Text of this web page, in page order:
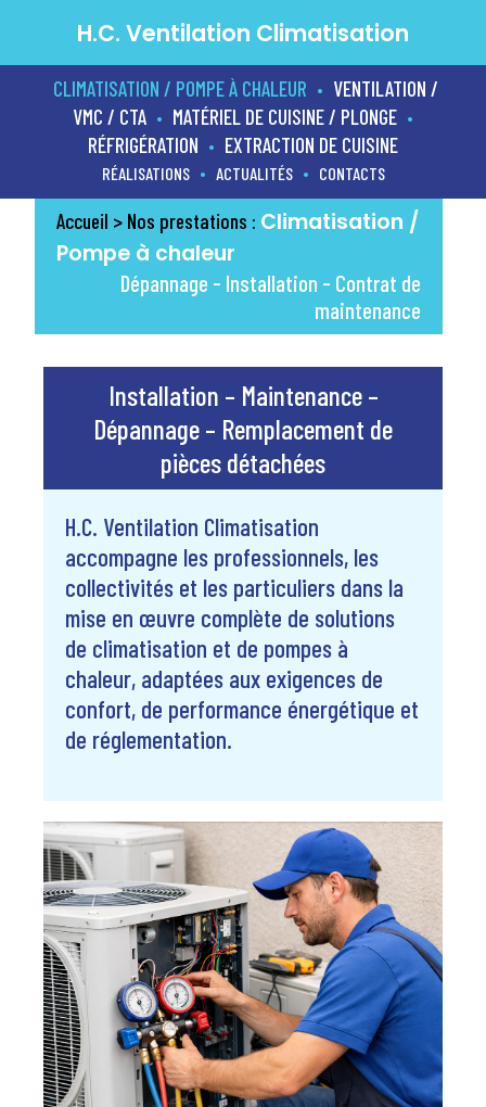
H.C. Ventilation Climatisation
CLIMATISATION / POMPE À CHALEUR • VENTILATION /
VMC / CTA • MATÉRIEL DE CUISINE / PLONGE •
RÉFRIGÉRATION • EXTRACTION DE CUISINE
RÉALISATIONS • ACTUALITÉS • CONTACTS
Accueil > Nos prestations : Climatisation /
Pompe à chaleur
Dépannage - Installation - Contrat de
maintenance
Installation – Maintenance –
Dépannage – Remplacement de
pièces détachées
H.C. Ventilation Climatisation
accompagne les professionnels, les
collectivités et les particuliers dans la
mise en œuvre complète de solutions
de climatisation et de pompes à
chaleur, adaptées aux exigences de
confort, de performance énergétique et
de réglementation.